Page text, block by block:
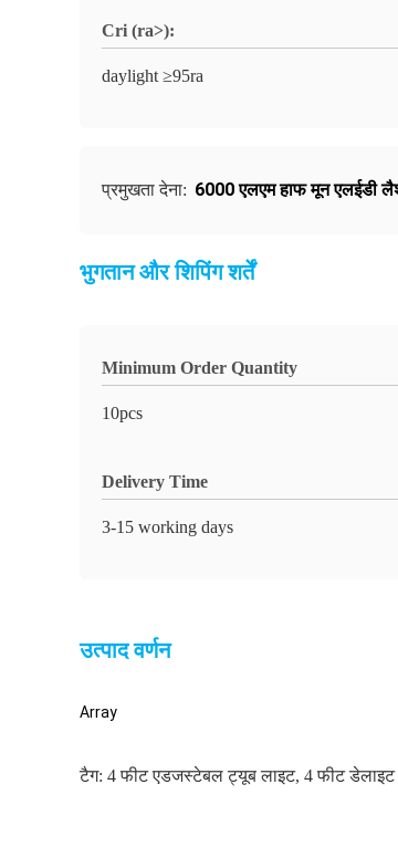
Cri (ra>):
daylight ≥95ra
प्रमुखता देना: 6000 एलएम हाफ मून एलईडी
भुगतान और शिपिंग शर्तें
Minimum Order Quantity
10pcs
Delivery Time
3-15 working days
उत्पाद वर्णन
Array
टैग: 4 फीट एडजस्टेबल ट्यूब लाइट, 4 फीट